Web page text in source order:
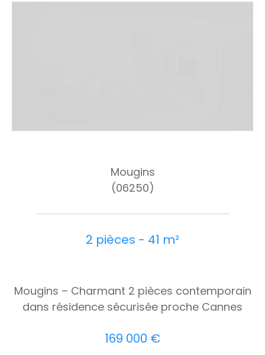
Mougins
(06250)
2 pièces - 41 m²
Mougins – Charmant 2 pièces contemporain
dans résidence sécurisée proche Cannes
169 000 €